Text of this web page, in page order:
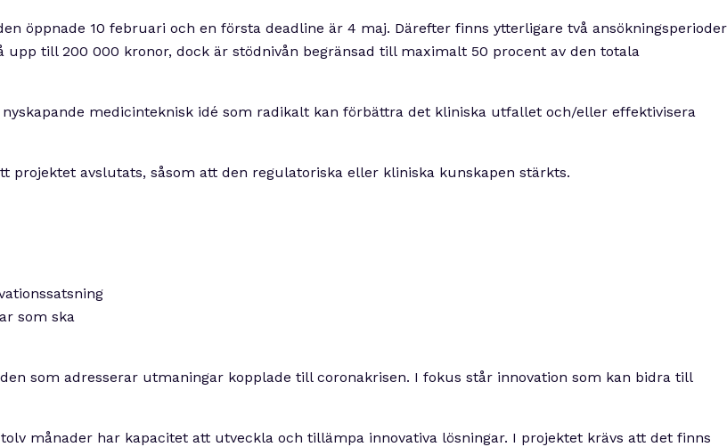
öppnade 10 februari och en första deadline är 4 maj. Därefter finns ytterligare två ansökningsperioder
till 200 000 kronor, dock är stödnivån begränsad till maximalt 50 procent av den totala
medicinteknisk idé som radikalt kan förbättra det kliniska utfallet och/eller effektivisera
projektet avslutats, såsom att den regulatoriska eller kliniska kunskapen stärkts.
som ska
som adresserar utmaningar kopplade till coronakrisen. I fokus står innovation som kan bidra till
månader har kapacitet att utveckla och tillämpa innovativa lösningar. I projektet krävs att det finns